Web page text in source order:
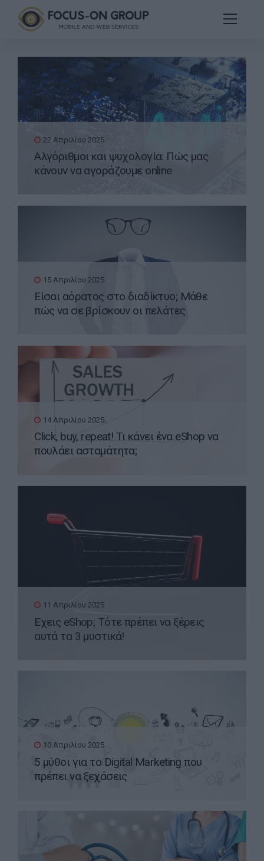
22 Απριλίου 2025
Αλγόριθμοι και ψυχολογία: Πώς μας
κάνουν να αγοράζουμε online
15 Απριλίου 2025
Είσαι αόρατος στο διαδίκτυο; Μάθε
πώς να σε βρίσκουν οι πελάτες
14 Απριλίου 2025
Click, buy, repeat! Τι κάνει ένα eShop να
πουλάει ασταμάτητα;
11 Απριλίου 2025
Έχεις eShop; Τότε πρέπει να ξέρεις
αυτά τα 3 μυστικά!
10 Απριλίου 2025
5 μύθοι για το Digital Marketing που
πρέπει να ξεχάσεις